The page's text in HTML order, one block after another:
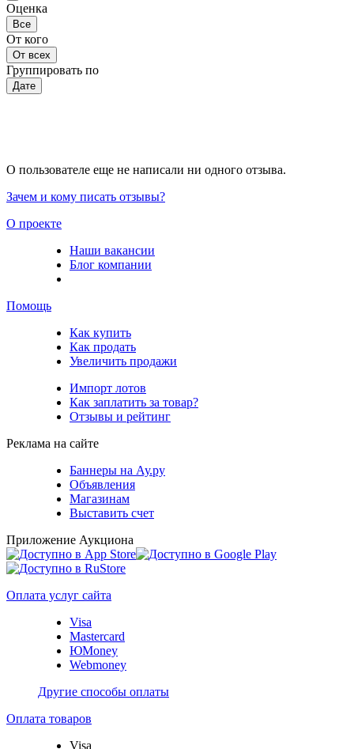
Оценка
Все
От кого
От всех
Группировать по
Дате
О пользователе еще не написали ни одного отзыва.
Зачем и кому писать отзывы?
О проекте
Наши вакансии
Блог компании
Помощь
Как купить
Как продать
Увеличить продажи
Импорт лотов
Как заплатить за товар?
Отзывы и рейтинг
Реклама на сайте
Баннеры на Ау.ру
Объявления
Магазинам
Выставить счет
Приложение Аукциона
Оплата услуг сайта
Visa
Mastercard
ЮMoney
Webmoney
Другие способы оплаты
Оплата товаров
Visa